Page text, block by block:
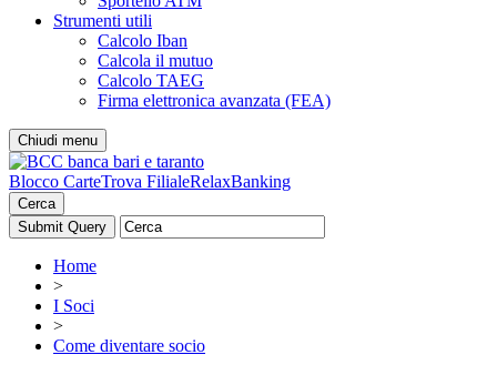
Strumenti utili
Calcolo Iban
Calcola il mutuo
Calcolo TAEG
Firma elettronica avanzata (FEA)
Chiudi menu
Blocco CarteTrova FilialeRelaxBanking
Cerca
Home
>
I Soci
>
Come diventare socio